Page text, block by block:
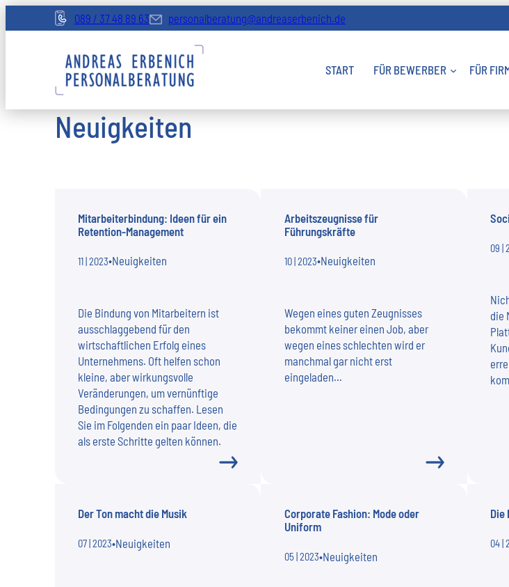
Inhalt
089 / 37 48 89 63 personalberatung@andreaserbenich.de
START FÜR BEWERBER FÜR
Neuigkeiten
Mitarbeiterbindung: Ideen für ein
Retention-Management
11 | 2023•Neuigkeiten
Die Bindung von Mitarbeitern ist
ausschlaggebend für den
wirtschaftlichen Erfolg eines
Unternehmens. Oft helfen schon
kleine, aber wirkungsvolle
Veränderungen, um vernünftige
Bedingungen zu schaffen. Lesen
Sie im Folgenden ein paar Ideen, die
als erste Schritte gelten können.
Arbeitszeugnisse für
Führungskräfte
10 | 2023•Neuigkeiten
Wegen eines guten Zeugnisses
bekommt keiner einen Job, aber
wegen eines schlechten wird er
manchmal gar nicht erst
eingeladen…
09 |
die
Der Ton macht die Musik
07 | 2023•Neuigkeiten
Corporate Fashion: Mode oder
Uniform
05 | 2023•Neuigkeiten
Die
04 |